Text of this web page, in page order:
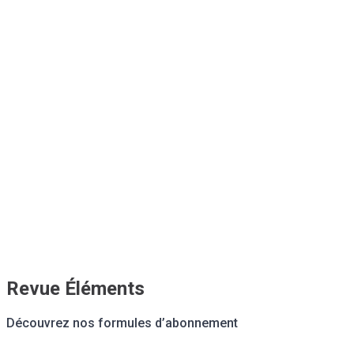
Revue Éléments
Découvrez nos formules d’abonnement